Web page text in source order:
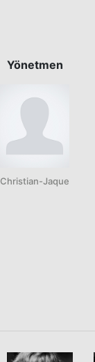
Yönetmen
Christian-Jaque